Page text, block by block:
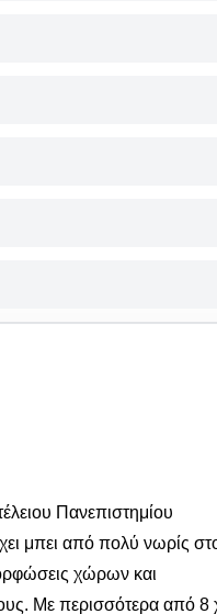
Πανεπιστημίου
μπει από πολύ νωρίς
χώρων και
Με περισσότερα από 8